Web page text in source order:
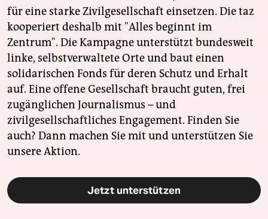
für eine starke Zivilgesellschaft einsetzen. Die taz
kooperiert deshalb mit "Alles beginnt im
Zentrum". Die Kampagne unterstützt bundesweit
linke, selbstverwaltete Orte und baut einen
solidarischen Fonds für deren Schutz und Erhalt
auf. Eine offene Gesellschaft braucht guten, frei
zugänglichen Journalismus – und
zivilgesellschaftliches Engagement. Finden Sie
auch? Dann machen Sie mit und unterstützen Sie
unsere Aktion.
Jetzt unterstützen